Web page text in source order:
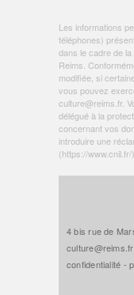
Les informations
téléphones)
dans le cadre de la
Reims .
modifiée, si
vous pouvez
culture@reims.fr.
délégué à la
concernant vos
introduire une
(https://www.cnil.fr/).
4 bis rue de
culture@reims.fr
confidentialité -